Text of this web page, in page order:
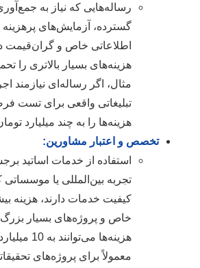
رساله‌هایی که نیاز به
گسترده، آزمایش‌های پرهزینه
اطلاعاتی خاص و گران‌قیمت
هزینه‌های بسیار بالاتری را
مثال، اگر رساله‌ای نیازمند
تبلیغاتی واقعی برای تست
هزینه‌ها را به چند میلیارد
تخصص و اعتبار مشاورین:
استفاده از خدمات اساتید
تجربه بین‌المللی یا موسساتی
کیفیت خدمات دارند، هزینه
خاص و پروژه‌های بسیار
هزینه‌ها
معمولاً برای پروژه‌های